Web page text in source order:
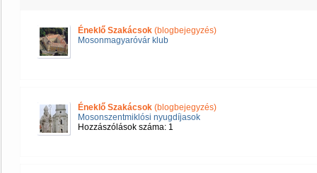
Éneklő Szakácsok (blogbejegyzés)
Mosonmagyaróvár klub
Éneklő Szakácsok (blogbejegyzés)
Mosonszentmiklósi nyugdíjasok
Hozzászólások száma: 1